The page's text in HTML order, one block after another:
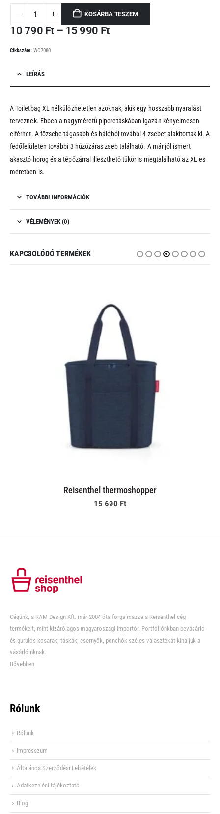
KOSÁRBA TESZEM
10 790 Ft – 15 990 FtÁrtartomány:
990 Ft
Cikkszám: WO7080
LEÍRÁS
A Toiletbag XL nélkülözhetetlen azoknak, akik egy hosszabb nyaralást
terveznek. Ebben a nagyméretû piperetáskában igazán kényelmesen
elférhet. A főzsebe tágasabb és hálóból további 4 zsebet alakítottak ki. A
fedőfelületen további 3 húzózáras zseb található. A már jól ismert
akasztó horog és a tépőzárral illeszthető tükör is megtalálható az XL es
méretben is.
TOVÁBBI INFORMÁCIÓK
VÉLEMÉNYEK (0)
KAPCSOLÓDÓ TERMÉKEK
Reisenthel thermoshopper
15 690 Ft
Cégünk, a RAM Design Kft. már 2004 óta forgalmazza a Reisenthel cég
termékeit, mint kizárólagos magyaroszági importőr. Portfóliónkban bevásárló-
és gurulós kosarak, táskák, esernyők, ponchók széles választékát kínáljuk a
vásárlóinknak.
Bővebben
Rólunk
Rólunk
Impresszum
Általános Szerződési Feltételek
Adatkezelési tájékoztató
Blog